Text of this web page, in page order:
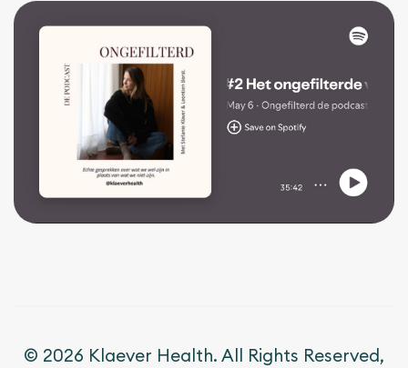
© 2026 Klaever Health. All Rights Reserved,